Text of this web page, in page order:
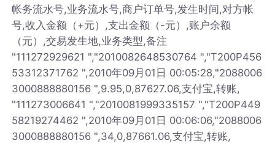
帐务流水号,业务流水号,商户订单号,发生时间,对方帐
号,收入金额（+元）,支出金额（-元）,账户余额
（元）,交易发生地,业务类型,备注
"111272929621 ","2010082648530764 ","T200P456
53312371762 ",2010年09月01日 00:05:28,"2088006
3000888880156 ",9.95,0,87627.06,支付宝,转账,
"111273006641 ","2010081999335157 ","T200P449
58219274462 ",2010年09月01日 00:06:06,"2088006
3000888880156 ",34,0,87661.06,支付宝,转账,